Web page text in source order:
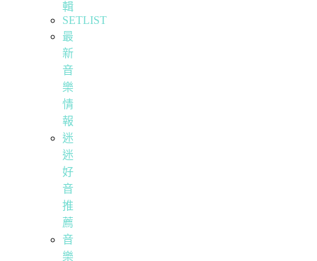
輯
SETLIST
最
新
音
樂
情
報
迷
迷
好
音
推
薦
音
樂